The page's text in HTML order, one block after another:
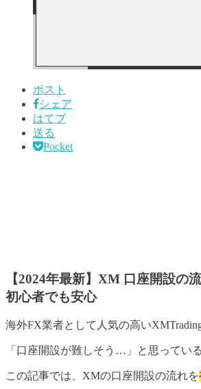
ポスト
シェア
はてブ
送る
Pocket
【2024年最新】XM 口座開設の
初心者でも安心
海外FX業者として人気の高い
「口座開設が難しそう…」と思ってい
この記事では、XMの口座開設の流れを